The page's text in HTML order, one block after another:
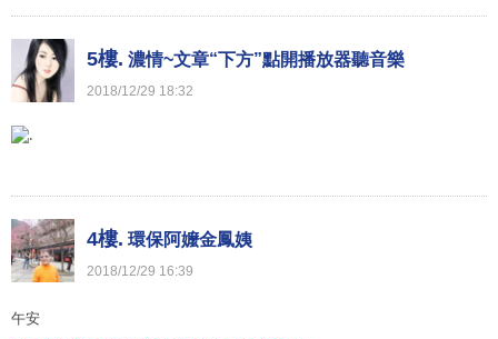
5樓. 濃情~文章“下方”點開播放器聽音樂
2018/12/29 18:32
‧
4樓. 環保阿嬤金鳳姨
2018/12/29 16:39
午安